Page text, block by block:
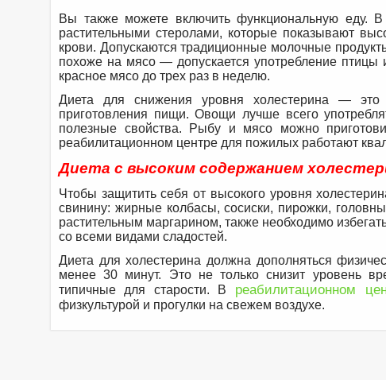
Вы также можете включить функциональную еду.
растительными стеролами, которые показывают
крови. Допускаются традиционные молочные
похоже на мясо — допускается употребление
красное мясо до трех раз в неделю.
Диета для снижения уровня холестерина —
приготовления пищи. Овощи лучше всего
полезные свойства. Рыбу и мясо можно
реабилитационном центре для пожилых работают
Диета с высоким содержанием
Чтобы защитить себя от высокого уровня
свинину: жирные колбасы, сосиски, пирожки,
растительным маргарином, также необходимо
со всеми видами сладостей.
Диета для холестерина должна дополняться
менее 30 минут. Это не только снизит уровень
типичные для старости. В
реабилитационном
физкультурой и прогулки на свежем воздухе.